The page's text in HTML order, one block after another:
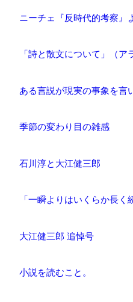
ニーチェ『反時代的考察』
「詩と散文について」（ア
ある言説が現実の事象を言
季節の変わり目の雑感
石川淳と大江健三郎
「一瞬よりはいくらか長
大江健三郎 追悼号
小説を読むこと。